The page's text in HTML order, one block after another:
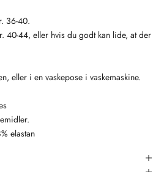
36-40.
40-44, eller hvis du godt kan lide, at der
eller i en vaskepose i vaskemaskine.
elastan